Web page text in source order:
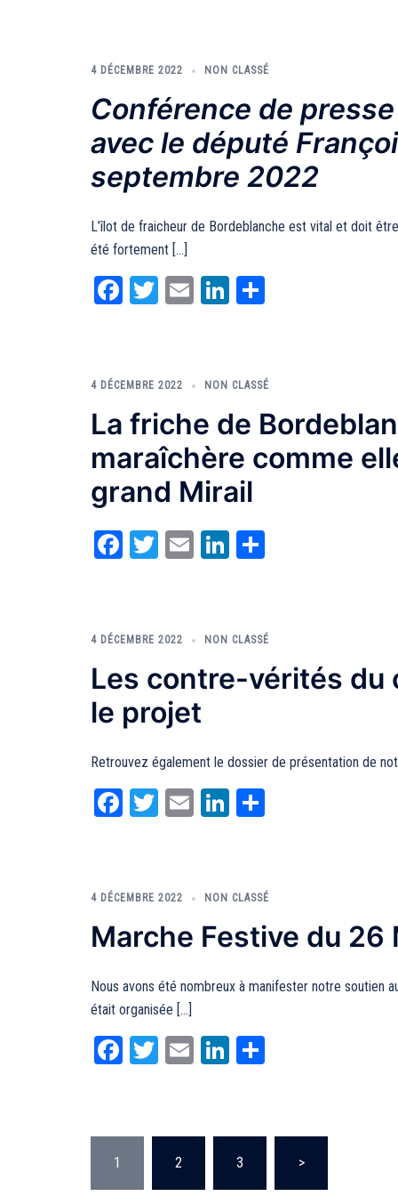
4 DÉCEMBRE 2022 NON CLASSÉ
Conférence de presse
avec le député
septembre 2022
L’îlot de fraicheur de Bordeblanche est vital et doit
été fortement […]
Facebook
Twitter
EmailLinkedIn
4 DÉCEMBRE 2022 NON CLASSÉ
La friche de
maraîchère comme
grand Mirail
Facebook
Twitter
EmailLinkedIn
4 DÉCEMBRE 2022 NON CLASSÉ
Les contre-vérités du
le projet
Retrouvez également le dossier de présentation de
Facebook
Twitter
EmailLinkedIn
4 DÉCEMBRE 2022 NON CLASSÉ
Marche Festive du 26
Nous avons été nombreux à manifester notre
était organisée […]
Facebook
Twitter
EmailLinkedIn
Pagination
1 2 3 >